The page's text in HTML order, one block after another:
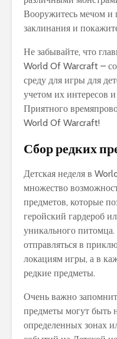
Вооружитесь мечом и
заклинания и
Не забывайте, что
World Of Warcraft –
среду для игры для
учетом их интересов
Приятного
World Of Warcraft!
Сбор редких
Детская неделя в
множество
предметов, которые
геройский гардероб
уникального
отправляться в
локациям игры, а в
редкие предметы.
Очень важно
предметы могут быть
определенных зонах